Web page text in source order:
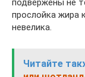
подвержены не
прослойка жира
невелика.
Читайте